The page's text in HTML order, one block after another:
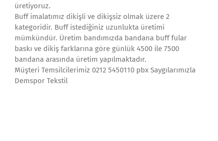
üretiyoruz.
Buff imalatımız dikişli ve dikişsiz olmak üzere 2
kategoridir. Buff istediğiniz uzunlukta üretimi
mümkündür. Üretim bandımızda bandana buff fular
baskı ve dikiş farklarına göre günlük 4500 ile 7500
bandana arasında üretim yapılmaktadır.
Müşteri Temsilcilerimiz 0212 5450110 pbx Saygılarımızla
Demspor Tekstil